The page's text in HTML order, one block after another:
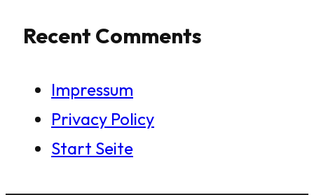
Recent Comments
Impressum
Privacy Policy
Start Seite